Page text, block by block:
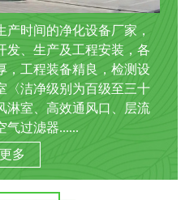
时间的净化设备厂家，
发、生产及工程安装，各
，工程装备精良，检测设
〈洁净级别为百级至三十
淋室、高效通风口、层流
气过滤器......
多